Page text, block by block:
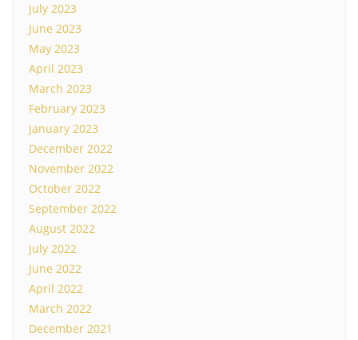
July 2023
June 2023
May 2023
April 2023
March 2023
February 2023
January 2023
December 2022
November 2022
October 2022
September 2022
August 2022
July 2022
June 2022
April 2022
March 2022
December 2021